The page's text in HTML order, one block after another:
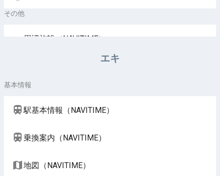
その他
周辺施設（NAVITIME）
エキ
基本情報
駅基本情報（NAVITIME）
乗換案内（NAVITIME）
地図（NAVITIME）